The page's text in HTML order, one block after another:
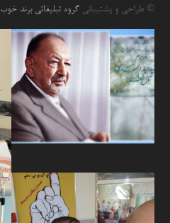
© طراحی و پشتیبانیگروه تبلیغاتی برند خوب